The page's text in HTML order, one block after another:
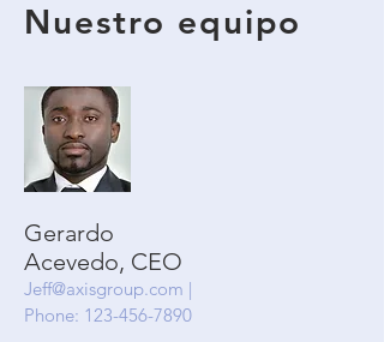
Nuestro equipo
Gerardo
Acevedo, CEO
Jeff@axisgroup.com |
Phone: 123-456-7890